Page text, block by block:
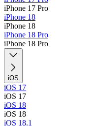
iPhone 17 Pro
iPhone 18
iPhone 18
iPhone 18 Pro
iPhone 18 Pro
iOS
iOS 17
iOS 17
iOS 18
iOS 18
iOS 18.1